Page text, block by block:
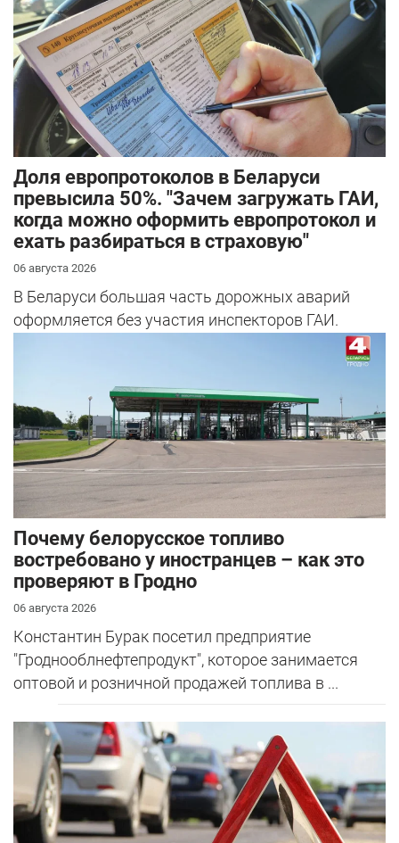
Доля европротоколов в Беларуси
превысила 50%. "Зачем загружать ГАИ,
когда можно оформить европротокол и
ехать разбираться в страховую"
06 августа 2026
В Беларуси большая часть дорожных аварий
оформляется без участия инспекторов ГАИ.
Почему белорусское топливо
востребовано у иностранцев – как это
проверяют в Гродно
06 августа 2026
Константин Бурак посетил предприятие
"Гроднооблнефтепродукт", которое занимается
оптовой и розничной продажей топлива в ...